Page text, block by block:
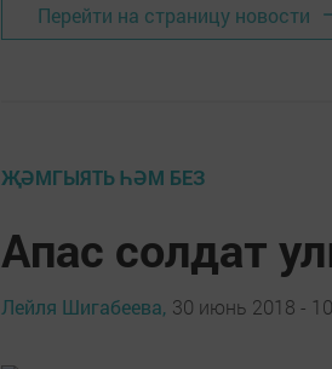
Перейти на страницу новости
ҖӘМГЫЯТЬ ҺӘМ БЕЗ
Апас солдат
Лейля Шигабеева, 30 июнь 2018 -